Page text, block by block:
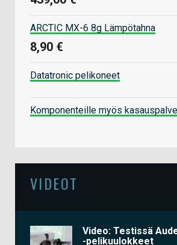
ARCTIC MX-6 8g Lämpötahna
8,90 €
Datatronic pelikoneet
Komponenteille myös
VIDEOT
Video: Testissä
-pelikuulokkeet